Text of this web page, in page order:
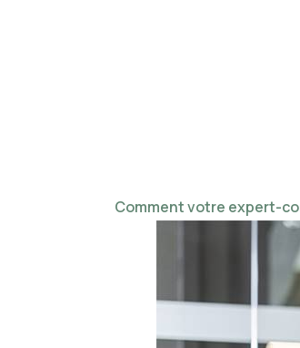
Comment votre expert-